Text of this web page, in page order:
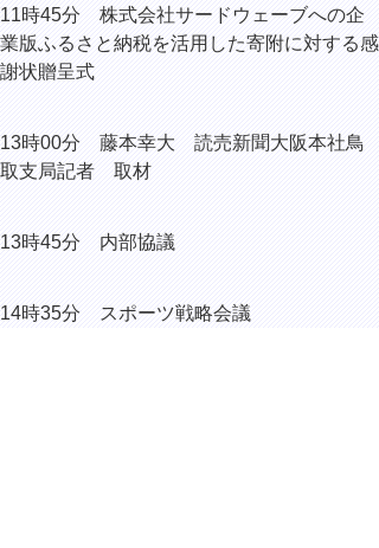
11時45分 株式会社サードウェーブへの企
業版ふるさと納税を活用した寄附に対する感
謝状贈呈式
13時00分 藤本幸大 読売新聞大阪本社鳥
取支局記者 取材
13時45分 内部協議
14時35分 スポーツ戦略会議